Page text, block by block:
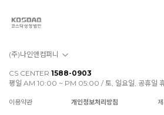
(주)나인앤컴퍼니
CS CENTER 1588-0903
평일 AM 10:00 ~ PM 05:00 / 토, 일요일, 공휴일
이용약관 개인정보처리방침